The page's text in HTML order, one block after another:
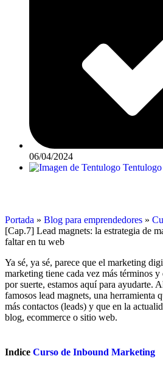
06/04/2024
Tentulogo
Portada » Blog para emprendedores »
[Cap.7] Lead magnets: la estrategia de
faltar en tu web
Ya sé, ya sé, parece que el marketing
marketing tiene cada vez más términos
por suerte, estamos aquí para ayudarte.
famosos lead magnets, una herramienta
más contactos (leads) y que en la
blog, ecommerce o sitio web.
Indice Curso de Inbound Marketing